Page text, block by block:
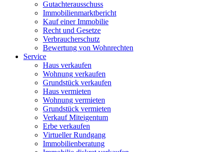
Gutachterausschuss
Immobilienmarktbericht
Kauf einer Immobilie
Recht und Gesetze
Verbraucherschutz
Bewertung von Wohnrechten
Service
Haus verkaufen
Wohnung verkaufen
Grundstück verkaufen
Haus vermieten
Wohnung vermieten
Grundstück vermieten
Verkauf Miteigentum
Erbe verkaufen
Virtueller Rundgang
Immobilienberatung